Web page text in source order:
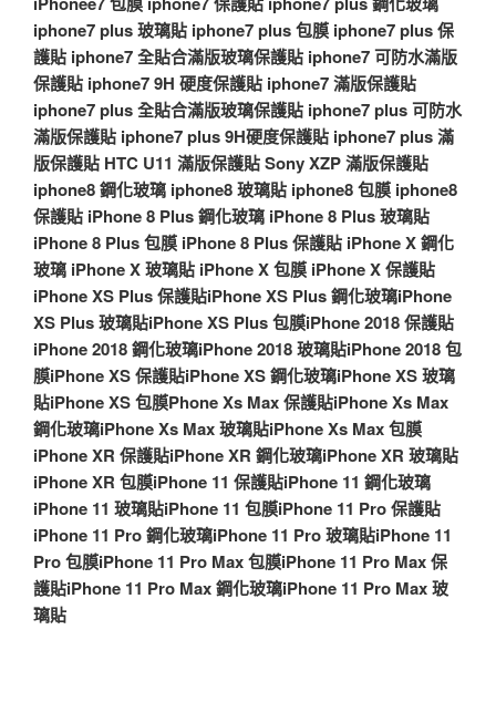
iphone7 plus 玻璃貼 iphone7 plus 包膜 iphone7 plus 保
護貼 iphone7 全貼合滿版玻璃保護貼 iphone7 可防水滿版
保護貼 iphone7 9H 硬度保護貼 iphone7 滿版保護貼
iphone7 plus 全貼合滿版玻璃保護貼 iphone7 plus 可防水
滿版保護貼 iphone7 plus 9H硬度保護貼 iphone7 plus 滿
版保護貼 HTC U11 滿版保護貼Sony XZP 滿版保護貼
iphone8 鋼化玻璃 iphone8 玻璃貼 iphone8 包膜 iphone8
保護貼 iPhone 8 Plus 鋼化玻璃 iPhone 8 Plus 玻璃貼
iPhone 8 Plus 包膜 iPhone 8 Plus 保護貼 iPhone X 鋼化
玻璃 iPhone X 玻璃貼 iPhone X 包膜 iPhone X 保護貼
iPhone XS Plus 保護貼iPhone XS Plus 鋼化玻璃iPhone
XS Plus 玻璃貼iPhone XS Plus 包膜iPhone 2018 保護貼
iPhone 2018 鋼化玻璃iPhone 2018 玻璃貼iPhone 2018 包
膜iPhone XS 保護貼iPhone XS 鋼化玻璃iPhone XS 玻璃
貼iPhone XS 包膜Phone Xs Max 保護貼iPhone Xs Max
鋼化玻璃iPhone Xs Max 玻璃貼iPhone Xs Max 包膜
iPhone XR 保護貼iPhone XR 鋼化玻璃iPhone XR 玻璃貼
iPhone XR 包膜iPhone 11 保護貼iPhone 11 鋼化玻璃
iPhone 11 玻璃貼iPhone 11 包膜iPhone 11 Pro 保護貼
iPhone 11 Pro 鋼化玻璃iPhone 11 Pro 玻璃貼iPhone 11
Pro 包膜iPhone 11 Pro Max 包膜iPhone 11 Pro Max 保
護貼iPhone 11 Pro Max 鋼化玻璃iPhone 11 Pro Max 玻
璃貼